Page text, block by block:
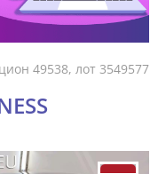
49538, лот 3549577